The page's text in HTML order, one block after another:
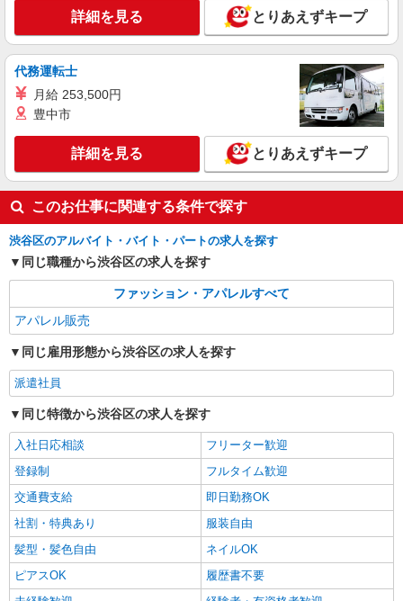
株式会社シーエーセールススタッフ/tkYH25544a
アパレル販売
時給1500円〜1650円 ■月給例【23万円〜26万
円】 ■22日間勤務の場合＝247,500円（内訳：時
給1500円×実働7時間30分×22日） ＋残業代
（1.25倍：1分単位で支給） ※時給は経験により
キープ 詳細を見る
株式会社シーエーセールススタッフ/tkAK35733b
アパレル販売
時給1400円 上記給与＋時間外勤務手当＋交通
費支給◎
神宮前4丁目29－4 atmos BLUE
Omotesando（アトモス ブルー 表参道店）
キープ 詳細を見る
詳細を見る とりあえずキープ
代務運転士
月給 253,500円
豊中市
詳細を見る とりあえずキープ
このお仕事に関連する条件で探す
渋谷区のアルバイト・バイト・パートの求人を探す
同じ職種から渋谷区の求人を探す
ファッション・アパレルすべて
アパレル販売
同じ雇用形態から渋谷区の求人を探す
派遣社員
同じ特徴から渋谷区の求人を探す
入社日応相談
フリーター歓迎
登録制
フルタイム歓迎
交通費支給
即日勤務OK
社割・特典あり
服装自由
髪型・髪色自由
ネイルOK
ピアスOK
履歴書不要